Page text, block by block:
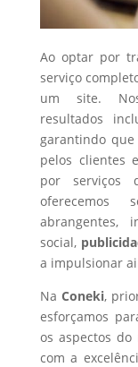
Ao optar por
serviço
um site.
resultados
garantindo
pelos clientes
por serviços
oferecemos
abrangentes,
social,
a impulsionar
Na Coneki,
esforçamos
os aspectos do
com a